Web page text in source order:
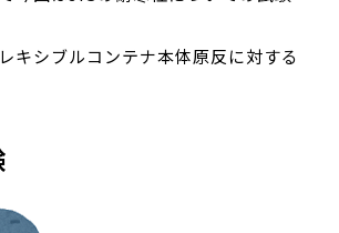
キシブルコンテナ本体原反に対する